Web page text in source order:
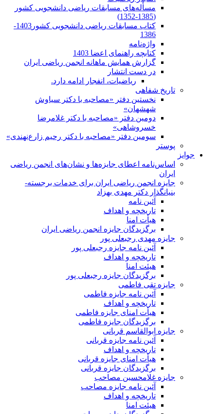
مسأله‌های مسابقات ریاضی دانشجویی کشور
(1385-1352)
کتاب مسابقات ریاضی دانشجویی کشور1403-
1386
واژه‌نامه
کتابچه راهنمای اعضا 1403
گزارش همایش ماهانه انجمن ریاضی ایران
در دست انتشار
ریاضیات، انفجار ادامه دارد.
تاریخ شفاهی
نخستین دفتر «مصاحبه با دکتر سیاوش
شهشهان»
دومین دفتر «مصاحبه با دکتر غلامرضا
خسروشاهی»
سومین دفتر «مصاحبه با دکتر رحیم زارع‌نهندی»
پوستر
جوایز
اساس‌نامه اعطای جایزه‌ها و نشان‌های انجمن ریاضی
ایران
جایزه انجمن ریاضی ایران برای خدمات برجسته-
بنیانگذار دکتر مهدی بهزاد
آئین نامه
تاریخچه و اهداف
هیأت امنا
برگزیدگان جایزه انجمن ریاضی ایران
جایزه مهدی رجبعلی پور
آئین نامه جایزه رجبعلی پور
تاریخچه و اهداف
هیئت امنا
برگزیدگان جایزه رجبعلی پور
جایزه تقی فاطمی
آئین نامه جایزه فاطمی
تاریخچه و اهداف
هیأت امنای جایزه فاطمی
برگزیدگان جایزه فاطمی
جایزه ابوالقاسم قربانی
آئین نامه جایزه قربانی
تاریخچه و اهداف
هیأت امنای جایزه قربانی
برگزیدگان جایزه قربانی
جایزه غلامحسین مصاحب
آئین نامه جایزه مصاحب
تاریخچه و اهداف
هیئت امنا